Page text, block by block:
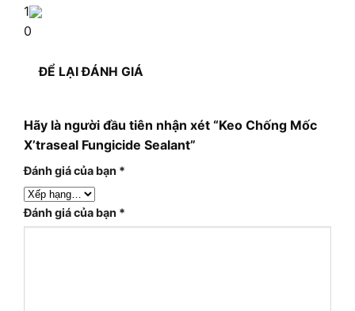
1
0
ĐỂ LẠI ĐÁNH GIÁ
Hãy là người đầu tiên nhận xét “Keo Chống Mốc
X’traseal Fungicide Sealant”
Đánh giá của bạn *
Đánh giá của bạn *